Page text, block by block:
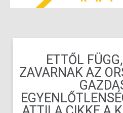
ETTŐL
ZAVARNAK AZ